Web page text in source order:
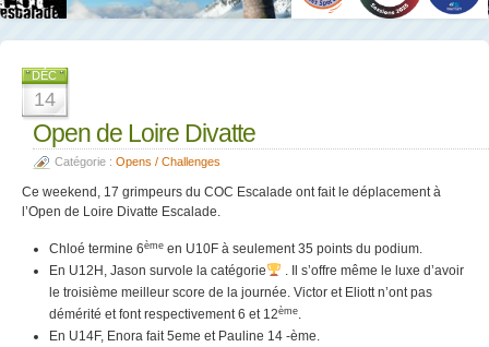
La salle et le mur
DÉC
14
Open de Loire Divatte
Catégorie : Opens / Challenges
Ce weekend, 17 grimpeurs du COC Escalade ont fait le déplacement à
l’Open de Loire Divatte Escalade.
Chloé termine 6ème en U10F à seulement 35 points du podium.
En U12H, Jason survole la catégorie
. Il s’offre même le luxe d’avoir
le troisième meilleur score de la journée. Victor et Eliott n’ont pas
démérité et font respectivement 6 et 12ème.
En U14F, Enora fait 5eme et Pauline 14 -ème.